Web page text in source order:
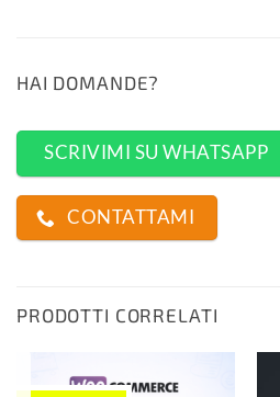
HAI DOMANDE?
SCRIVIMI SU WHATSAPP
CONTATTAMI
PRODOTTI CORRELATI